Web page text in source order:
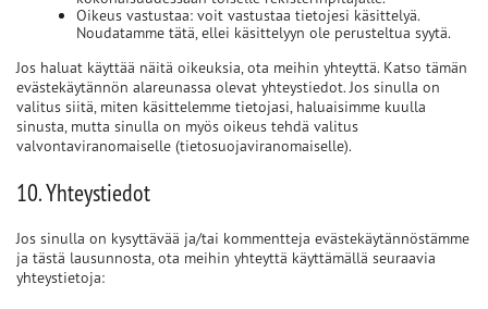
Oikeus vastustaa: voit vastustaa tietojesi käsittelyä.
Noudatamme tätä, ellei käsittelyyn ole perusteltua syytä.
Jos haluat käyttää näitä oikeuksia, ota meihin yhteyttä. Katso tämän
evästekäytännön alareunassa olevat yhteystiedot. Jos sinulla on
valitus siitä, miten käsittelemme tietojasi, haluaisimme kuulla
sinusta, mutta sinulla on myös oikeus tehdä valitus
valvontaviranomaiselle (tietosuojaviranomaiselle).
10. Yhteystiedot
Jos sinulla on kysyttävää ja/tai kommentteja evästekäytännöstämme
ja tästä lausunnosta, ota meihin yhteyttä käyttämällä seuraavia
yhteystietoja: